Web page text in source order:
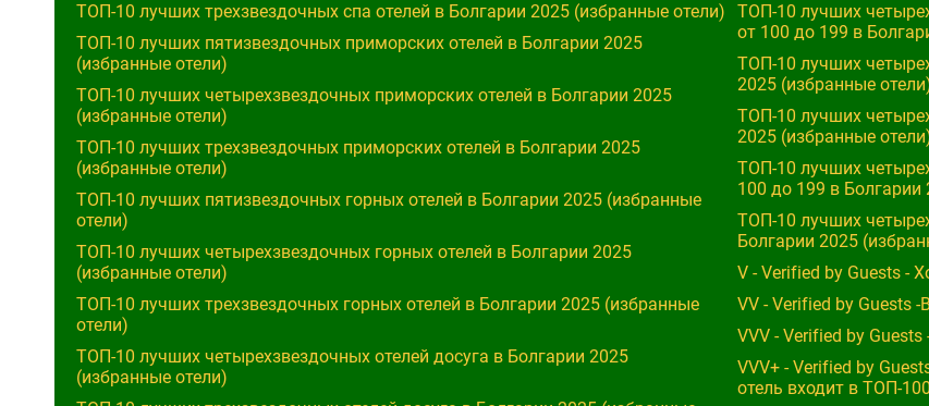
ТОП-10 лучших трехзвездочных спа отелей в Болгарии 2025 (избранные отели)
ТОП-10 лучших пятизвездочных приморских отелей в Болгарии 2025
(избранные отели)
ТОП-10 лучших четырехзвездочных приморских отелей в Болгарии 2025
(избранные отели)
ТОП-10 лучших трехзвездочных приморских отелей в Болгарии 2025
(избранные отели)
ТОП-10 лучших пятизвездочных горных отелей в Болгарии 2025 (избранные
отели)
ТОП-10 лучших четырехзвездочных горных отелей в Болгарии 2025
(избранные отели)
ТОП-10 лучших трехзвездочных горных отелей в Болгарии 2025 (избранные
отели)
ТОП-10 лучших четырехзвездочных отелей досуга в Болгарии 2025
(избранные отели)
ТОП-10 лучших
от 100 до 199 в
ТОП-10 лучших
2025 (избранные
ТОП-10 лучших
2025 (избранные
ТОП-10 лучших
100 до 199 в Болгарии
ТОП-10 лучших
Болгарии 2025
V - Verified by Guests -
VV - Verified by Guests
VVV - Verified by
VVV+ - Verified by
отель входит в ТОП-